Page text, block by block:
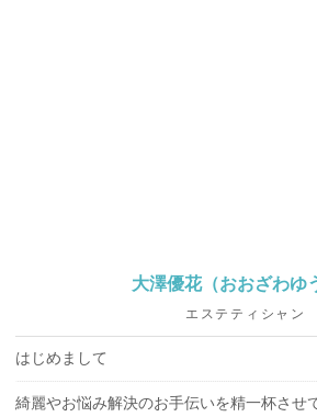
大澤優花（おおざわゆ
エステティシャン
はじめまして
綺麗やお悩み解決のお手伝いを精一杯させ